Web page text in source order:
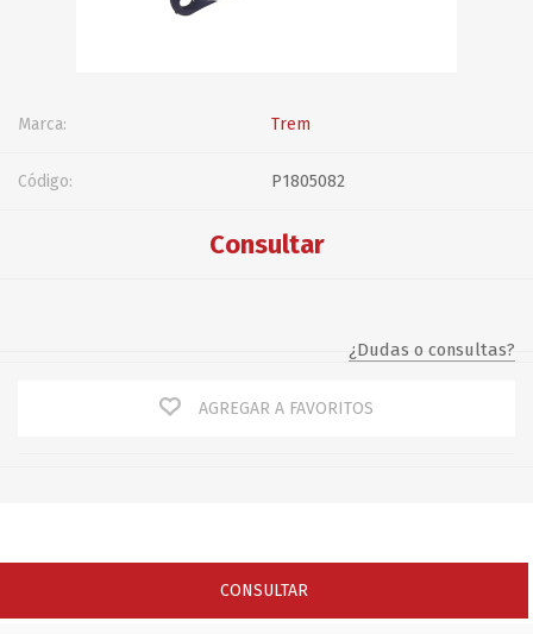
Marca: Trem
Código: P1805082
Consultar
¿Dudas o consultas?
AGREGAR A FAVORITOS
CONSULTAR